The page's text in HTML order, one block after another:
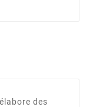
des